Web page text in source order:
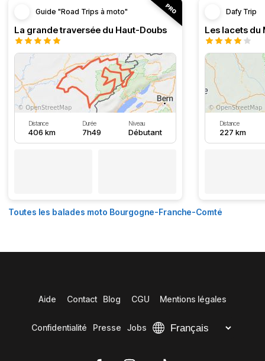
Guide "Road Trips à moto"
La grande traversée du Haut-Doubs
Distance
406 km
Durée
7h49
Niveau
Débutant
Dafy Trip
Les lacets du
Distance
227 km
Toutes les balades moto Bourgogne-Franche-Comté
Aide Contact Blog CGU Mentions légales
Confidentialité Presse Jobs